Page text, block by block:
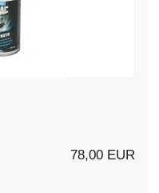
78,00 EUR